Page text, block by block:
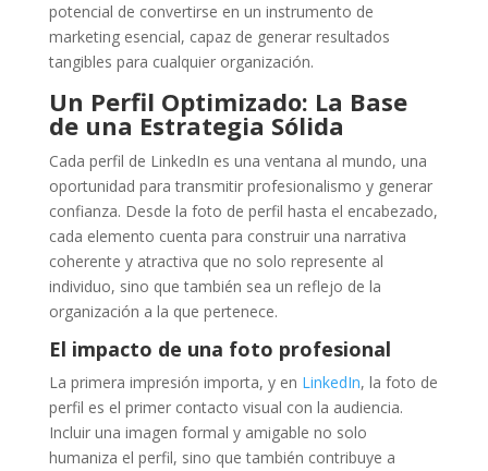
potencial de convertirse en un instrumento de
marketing esencial, capaz de generar resultados
tangibles para cualquier organización.
Un Perfil Optimizado: La Base
de una Estrategia Sólida
Cada perfil de LinkedIn es una ventana al mundo, una
oportunidad para transmitir profesionalismo y generar
confianza. Desde la foto de perfil hasta el encabezado,
cada elemento cuenta para construir una narrativa
coherente y atractiva que no solo represente al
individuo, sino que también sea un reflejo de la
organización a la que pertenece.
El impacto de una foto profesional
La primera impresión importa, y en LinkedIn, la foto de
perfil es el primer contacto visual con la audiencia.
Incluir una imagen formal y amigable no solo
humaniza el perfil, sino que también contribuye a